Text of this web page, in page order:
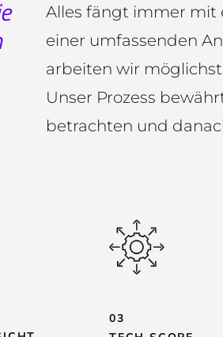
Alles fängt immer mit
einer umfassenden
arbeiten wir
Unser Prozess
betrachten und
03